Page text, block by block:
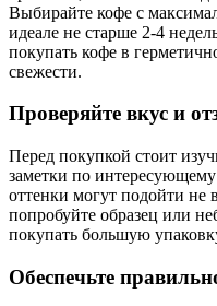
Выбирайте кофе с
идеале не старше 2-4
покупать кофе в
свежести.
Проверяйте вкус и
Перед покупкой стоит
заметки по
оттенки могут подойти не
попробуйте образец или
покупать большую
Обеспечьте